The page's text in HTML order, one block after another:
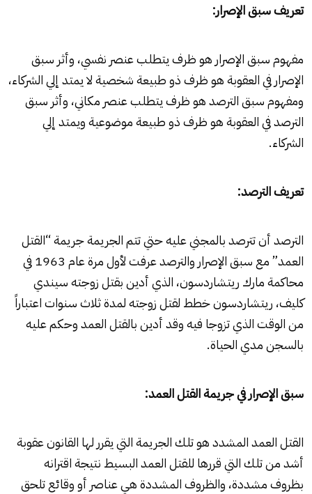
تعريف سبق الإصرار:
مفهوم سبق الإصرار هو ظرف يتطلب عنصر نفسي، وأثر سبق
الإصرار في العقوبة هو ظرف ذو طبيعة شخصية لا يمتد إلي الشركاء،
ومفهوم سبق الترصد هو ظرف يتطلب عنصر مكاني، وأثر سبق
الترصد في العقوبة هو ظرف ذو طبيعة موضوعية ويمتد إلي
الشركاء.
تعريف الترصد:
الترصد أن تترصد بالمجني عليه حتي تتم الجريمة جريمة “القتل
العمد” مع سبق الإصرار والترصد عرفت لأول مرة عام 1963 في
محاكمة مارك ريتشاردسون، الذي أدين بقتل زوجته سيندي
كليف، ريتشاردسون خطط لقتل زوجته لمدة ثلاث سنوات اعتباراً
من الوقت الذي تزوجا فيه وقد أدين بالقتل العمد وحكم عليه
بالسجن مدي الحياة.
سبق الإصرار في جريمة القتل العمد:
القتل العمد المشدد هو تلك الجريمة التي يقرر لها القانون عقوبة
أشد من تلك التي قررها للقتل العمد البسيط نتيجة اقترانه
بظروف مشددة، والظروف المشددة هي عناصر أو وقائع تلحق